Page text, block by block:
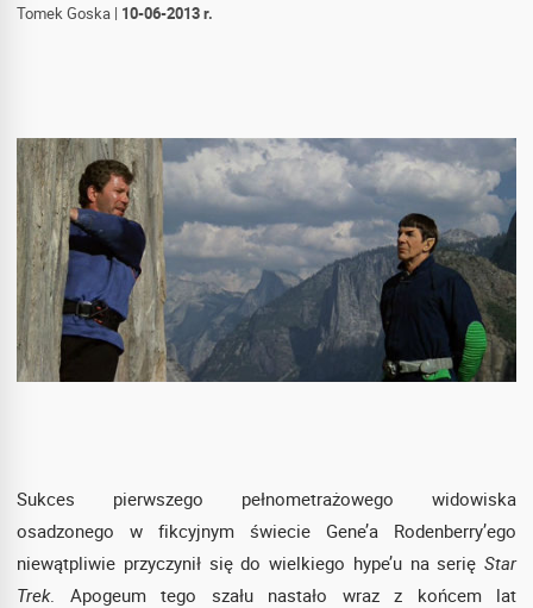
Tomek Goska | 10-06-2013 r.
Sukces pierwszego pełnometrażowego widowiska
osadzonego w fikcyjnym świecie Gene’a Rodenberry’ego
niewątpliwie przyczynił się do wielkiego hype’u na serię Star
Trek. Apogeum tego szału nastało wraz z końcem lat